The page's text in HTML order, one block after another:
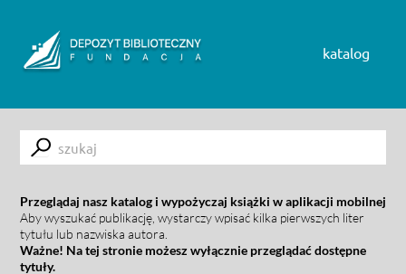
katalog
Submit
Przeglądaj nasz katalog i wypożyczaj książki w aplikacji mobilnej
Aby wyszukać publikację, wystarczy wpisać kilka pierwszych liter
tytułu lub nazwiska autora.
Ważne! Na tej stronie możesz wyłącznie przeglądać dostępne
tytuły.